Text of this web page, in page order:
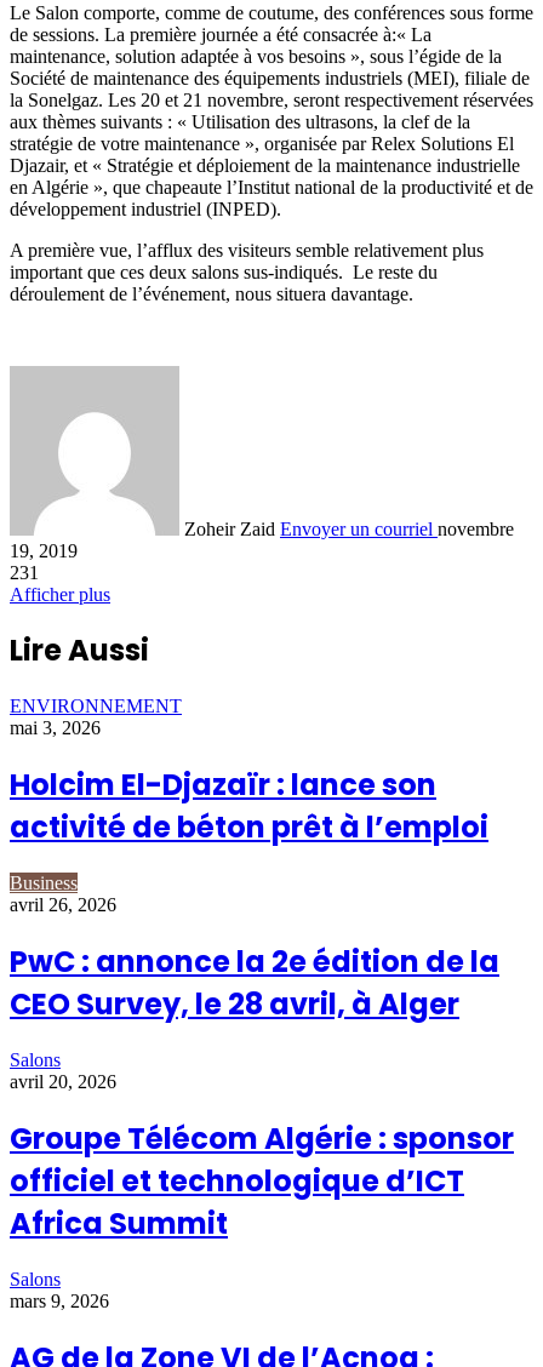
Le Salon comporte, comme de coutume, des conférences sous forme
de sessions. La première journée a été consacrée à:« La
maintenance, solution adaptée à vos besoins », sous l’égide de la
Société de maintenance des équipements industriels (MEI), filiale de
la Sonelgaz. Les 20 et 21 novembre, seront respectivement réservées
aux thèmes suivants : « Utilisation des ultrasons, la clef de la
stratégie de votre maintenance », organisée par Relex Solutions El
Djazair, et « Stratégie et déploiement de la maintenance industrielle
en Algérie », que chapeaute l’Institut national de la productivité et de
développement industriel (INPED).
A première vue, l’afflux des visiteurs semble relativement plus
important que ces deux salons sus-indiqués. Le reste du
déroulement de l’événement, nous situera davantage.
Zoheir Zaid Envoyer un courriel novembre
19, 2019
231
Afficher plus
Lire Aussi
ENVIRONNEMENT
mai 3, 2026
Holcim El-Djazaïr : lance son
activité de béton prêt à l’emploi
Business
avril 26, 2026
PwC : annonce la 2e édition de la
CEO Survey, le 28 avril, à Alger
Salons
avril 20, 2026
Groupe Télécom Algérie : sponsor
officiel et technologique d’ICT
Africa Summit
Salons
mars 9, 2026
AG de la Zone VI de l’Acnoa :